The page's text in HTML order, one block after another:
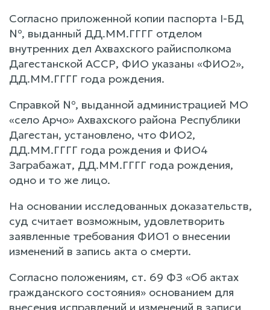
Согласно приложенной копии паспорта I-БД
№, выданный ДД.ММ.ГГГГ отделом
внутренних дел Ахвахского райисполкома
Дагестанской АССР, ФИО указаны «ФИО2»,
ДД.ММ.ГГГГ года рождения.
Справкой №, выданной администрацией МО
«село Арчо» Ахвахского района Республики
Дагестан, установлено, что ФИО2,
ДД.ММ.ГГГГ года рождения и ФИО4
Заграбажат, ДД.ММ.ГГГГ года рождения,
одно и то же лицо.
На основании исследованных доказательств,
суд считает возможным, удовлетворить
заявленные требования ФИО1 о внесении
изменений в запись акта о смерти.
Согласно положениям, ст. 69 ФЗ «Об актах
гражданского состояния» основанием для
внесения исправлений и изменений в записи